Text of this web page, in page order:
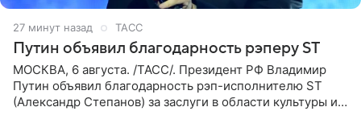
27 минут назад ТАСС
Путин объявил благодарность рэперу ST
МОСКВА, 6 августа. /ТАСС/. Президент РФ Владимир
Путин объявил благодарность рэп-исполнителю ST
(Александр Степанов) за заслуги в области культуры и